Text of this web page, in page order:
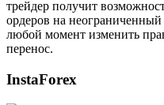
трейдер получит
ордеров на
любой момент изменить
перенос.
InstaForex